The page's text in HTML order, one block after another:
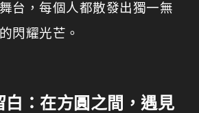
台，每個人都散發出獨一無
閃耀光芒。
白：在方圓之間，遇見